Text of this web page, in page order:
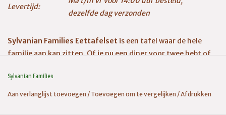
Levertijd:
dezelfde dag verzonden
Sylvanian Families Eettafelset is een tafel waar de hele
familie aan kan zitten. Of je nu een diner voor twee hebt of
oudjes: deze eenvoudige tafel is een geweldige toevoeging
voor veel eetkamers of keukens. Met 4 stoelen en een
Sylvanian Families
Aan verlanglijst toevoegen / Toevoegen om te vergelijken /Afdrukken